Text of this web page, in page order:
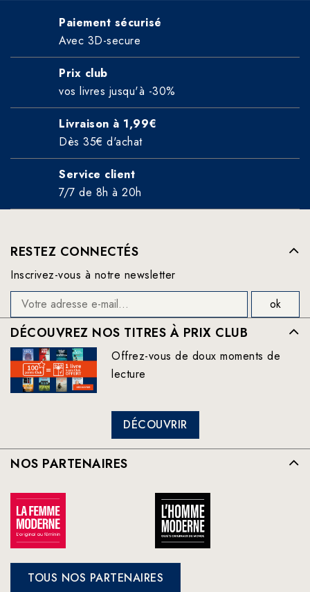
Paiement sécurisé
Avec 3D-secure
Prix club
vos livres jusqu'à -30%
Livraison à 1,99€
Dès 35€ d'achat
Service client
7/7 de 8h à 20h
RESTEZ CONNECTÉS
Inscrivez-vous à notre newsletter
DÉCOUVREZ NOS TITRES À PRIX CLUB
Offrez-vous de doux moments de
lecture
DÉCOUVRIR
NOS PARTENAIRES
TOUS NOS PARTENAIRES